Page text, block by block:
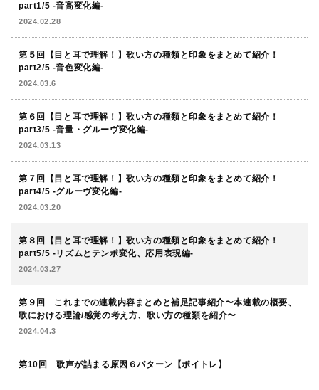
part1/5 -音高変化編-
2024.02.28
第５回【目と耳で理解！】歌い方の種類と印象をまとめて紹介！
part2/5 -音色変化編-
2024.03.6
第６回【目と耳で理解！】歌い方の種類と印象をまとめて紹介！
part3/5 -音量・グルーヴ変化編-
2024.03.13
第７回【目と耳で理解！】歌い方の種類と印象をまとめて紹介！
part4/5 -グルーヴ変化編-
2024.03.20
第８回【目と耳で理解！】歌い方の種類と印象をまとめて紹介！
part5/5 -リズムとテンポ変化、応用表現編-
2024.03.27
第９回 これまでの連載内容まとめと補足記事紹介〜本連載の概要、
歌における理論/感覚の考え方、歌い方の種類を紹介〜
2024.04.3
第10回 歌声が詰まる原因６パターン【ボイトレ】